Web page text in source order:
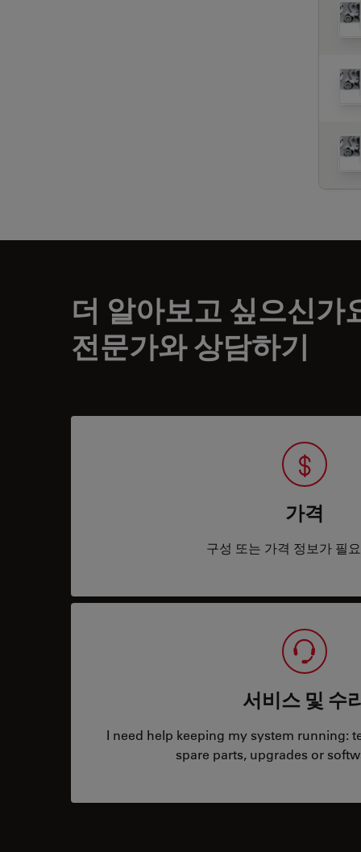
더 알아보고 싶으신가
전문가와 상담하기
가격
구성 또는 가격 정보가 필
서비스 및 수
I need help keeping my system running:
spare parts, upgrades or